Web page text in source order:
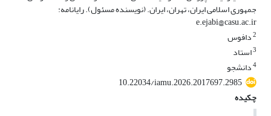
جمهوری اسلامی ایران، تهران، ایران. (نویسنده مسئول). رایانامه:
e.ejabi@casu.ac.ir
2دافوس
3استاد
4دانشجو
10.22034/iamu.2026.2017697.2985
چکیده